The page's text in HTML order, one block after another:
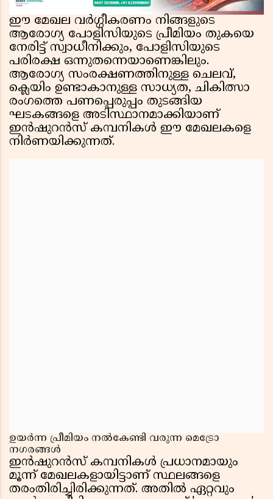
ഈ മേഖല വർഗ്ഗീകരണം നിങ്ങളുടെ
ആരോഗ്യ പോളിസിയുടെ പ്രീമിയം തുകയെ
നേരിട്ട് സ്വാധീനിക്കും, പോളിസിയുടെ
പരിരക്ഷ ഒന്നുതന്നെയാണെങ്കിലും.
ആരോഗ്യ സംരക്ഷണത്തിനുള്ള ചെലവ്,
ക്ലെയിം ഉണ്ടാകാനുള്ള സാധ്യത, ചികിത്സാ
രംഗത്തെ പണപ്പെരുപ്പം തുടങ്ങിയ
ഘടകങ്ങളെ അടിസ്ഥാനമാക്കിയാണ്
ഇൻഷുറൻസ് കമ്പനികൾ ഈ മേഖലകളെ
നിർണയിക്കുന്നത്.
ഉയർന്ന പ്രീമിയം നൽകേണ്ടി വരുന്ന മെട്രോ
നഗരങ്ങൾ
ഇൻഷുറൻസ് കമ്പനികൾ പ്രധാനമായും
മൂന്ന് മേഖലകളായിട്ടാണ് സ്ഥലങ്ങളെ
തരംതിരിച്ചിരിക്കുന്നത്. അതിൽ ഏറ്റവും